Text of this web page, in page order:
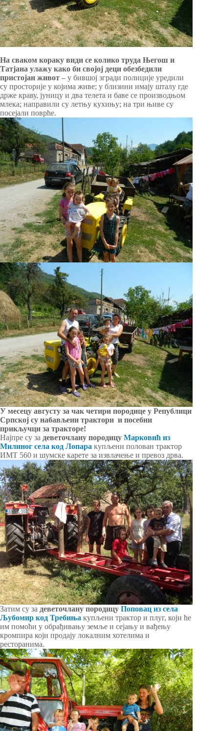
На сваком кораку види се колико труда Његош и
Татјана улажу како би својој деци обезбедили
пристојан живот – у бившој згради полиције уредили
су просторије у којима живе; у близини имају шталу где
држе краву, јуницу и два телета и баве се производњом
млека; направили су летњу кухињу; на три њиве су
посејали поврће.
У месецу августу за чак четири породице у Републици
Српској су набављени трактори и посебни
прикључци за тракторе!
Најпре су за деветочлану породицу Марковић из
Милиног села код Лопара купљени полован трактор
ИМТ 560 и шумске карете за извлачење и превоз дрва.
Затим су за деветочлану породицу Поповац из села
Љубомир код Требиња купљени трактор и плуг, који ће
им помоћи у обрађивању земље и сејању и вађењу
кромпира који продају локалним хотелима и
ресторанима.